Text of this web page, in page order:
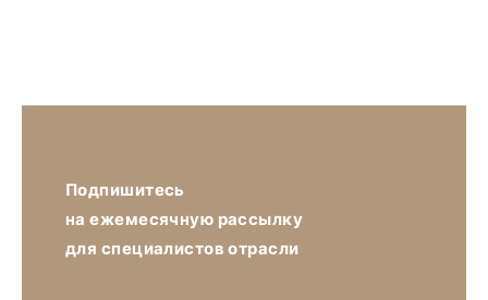
Подпишитесь
на ежемесячную рассылку
для специалистов отрасли